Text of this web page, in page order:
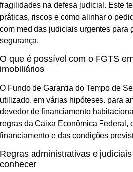
fragilidades na defesa judicial. Este
práticas, riscos e como alinhar o
com medidas judiciais urgentes para
segurança.
O que é possível com o FGTS
imobiliários
O Fundo de Garantia do Tempo de
utilizado, em várias hipóteses, para
devedor de financiamento
regras da Caixa Econômica Federal,
financiamento e das condições
Regras administrativas e
conhecer